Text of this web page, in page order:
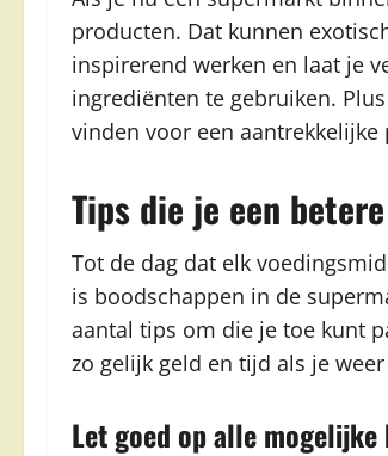
producten. Dat kunnen
inspirerend werken en laat je
ingrediënten te gebruiken.
vinden voor een aantrekkelijke
Tips die je een
Tot de dag dat elk
is boodschappen in de
aantal tips om die je toe kunt
zo gelijk geld en tijd als je
Let goed op alle